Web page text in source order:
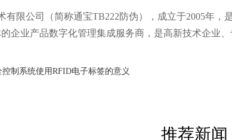
有限公司（简称通宝TB222防伪），成立于2005年，
企业产品数字化管理集成服务商，是高新技术企业、
控制系统使用RFID电子标签的意义
推荐新闻